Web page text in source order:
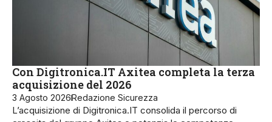
Con Digitronica.IT Axitea completa la terza
acquisizione del 2026
3 Agosto 2026Redazione Sicurezza
L’acquisizione di Digitronica.IT consolida il percorso di